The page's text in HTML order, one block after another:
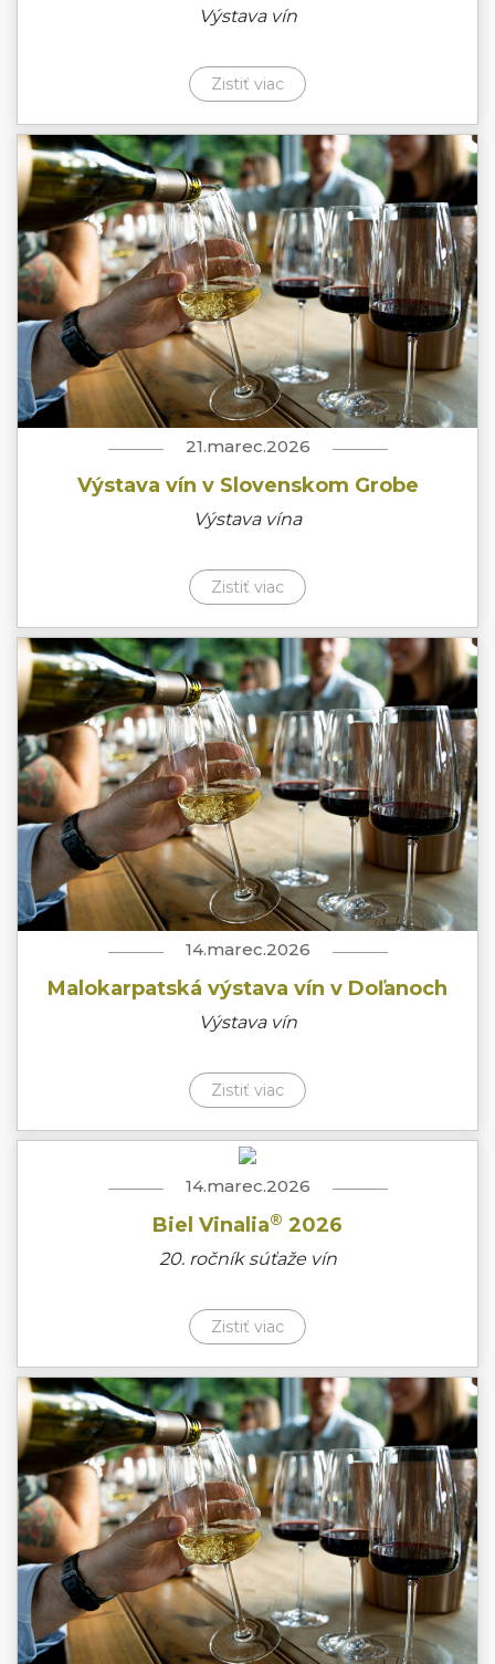
Výstava vín
Zistiť viac
21.marec.2026
Výstava vín v Slovenskom Grobe
Výstava vína
Zistiť viac
14.marec.2026
Malokarpatská výstava vín v Doľanoch
Výstava vín
Zistiť viac
14.marec.2026
Biel Vinalia® 2026
20. ročník súťaže vín
Zistiť viac